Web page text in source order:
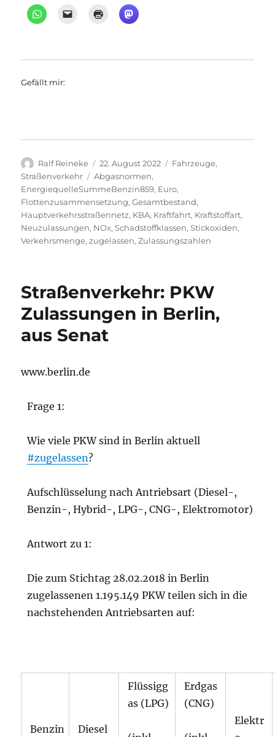
Gefällt mir:
Autor
Ralf Reineke
Veröffentlicht
am
22. August 2022 Kategorien
Fahrzeuge,
Straßenverkehr
Schlagwörter
Abgasnormen,
EnergiequelleSummeBenzin859, Euro,
Flottenzusammensetzung,Gesamtbestand,
Hauptverkehrsstraßennetz, KBA, Kraftfahrt, Kraftstoffart,
Neuzulassungen, NOx,Schadstoffklassen,Stickoxiden,
Verkehrsmenge,zugelassen,Zulassungszahlen
Straßenverkehr: PKW
Zulassungen in Berlin,
aus Senat
www.berlin.de
Frage 1:
Wie viele PKW sind in Berlin aktuell
#zugelassen?
Aufschlüsselung nach Antriebsart (Diesel-,
Benzin-, Hybrid-, LPG-, CNG-, Elektromotor)
Antwort zu 1:
Die zum Stichtag 28.02.2018 in Berlin
zugelassenen 1.195.149 PKW teilen sich in die
nachstehenden Antriebsarten auf:
Benzin Diesel
Flüssigg
as (LPG)
Erdgas
(CNG)
Elektr